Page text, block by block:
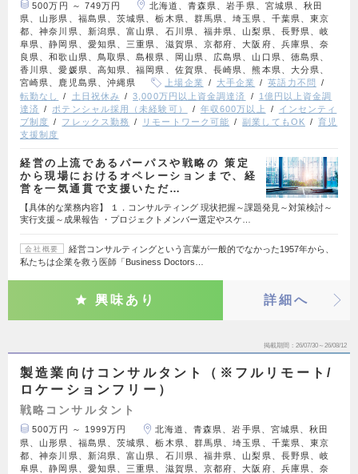
500万円 ～ 749万円
北海道、青森県、岩手県、宮城県、秋田
県、山形県、福島県、茨城県、栃木県、群馬県、埼玉県、千葉県、東京
都、神奈川県、新潟県、富山県、石川県、福井県、山梨県、長野県、岐
阜県、静岡県、愛知県、三重県、滋賀県、京都府、大阪府、兵庫県、奈
良県、和歌山県、鳥取県、島根県、岡山県、広島県、山口県、徳島県、
香川県、愛媛県、高知県、福岡県、佐賀県、長崎県、熊本県、大分県、
宮崎県、鹿児島県、沖縄県
上場企業 大手企業
英語力不問
転勤なし
土日祝休み 3,000万円以上資金調達済
1億円以上資金調
達済
ポテンシャル採用（未経験可） 年収600万以上
インセンティ
ブ制度
フレックス勤務 リモートワーク可能 副業してもOK
育児
支援制度
経営の上流であるパーパスや戦略の 策定
から現場におけるオペレーションまで、経
営を一気通貫で支援いただ…
【具体的な業務内容】 １．コンサルティング 現状把握～課題発見～対策検討～
実行支援～成果報告 ・プロジェクトメンバー選定やスケ…
会社概要
経営コンサルティングという言葉が一般的でなかった1957年から、
私たちは企業を救う医師「Business Doctors…
興味あり 詳細へ
掲載期間 26/07/30～26/08/12
製造業向けコンサルタント（※フルリモート/
ロケーションフリー）
戦略コンサルタント
500万円 ～ 1999万円
北海道、青森県、岩手県、宮城県、秋田
県、山形県、福島県、茨城県、栃木県、群馬県、埼玉県、千葉県、東京
都、神奈川県、新潟県、富山県、石川県、福井県、山梨県、長野県、岐
阜県、静岡県、愛知県、三重県、滋賀県、京都府、大阪府、兵庫県、奈